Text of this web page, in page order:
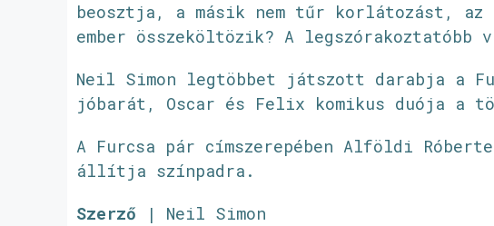
beosztja, a másik nem tűr korlátozást,
ember összeköltözik? A
Neil Simon legtöbbet játszott darabja a
jóbarát, Oscar és Felix komikus duója
A Furcsa pár címszerepében Alföldi
állítja színpadra.
Szerző
| Neil Simon